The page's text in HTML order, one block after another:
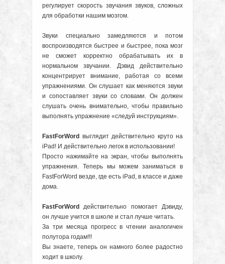
регулирует скорость звучания звуков, сложных
для обработки нашим мозгом.
Звуки специально замедляются и потом
воспроизводятся быстрее и быстрее, пока мозг
не сможет корректно обрабатывать их в
нормальном звучании. Дэвид действительно
концентрирует внимание, работая со всеми
упражнениями. Он слушает как меняются звуки
и сопоставляет звуки со словами. Он должен
слушать очень внимательно, чтобы правильно
выполнять упражнение «следуй инструкциям».
FastForWord выглядит действительно круто на
iPad! И действительно легок в использовании!
Просто нажимайте на экран, чтобы выполнять
упражнения. Теперь мы можем заниматься в
FastForWord везде, где есть iPad, в классе и даже
дома.
FastForWord
действительно помогает Дэвиду,
он лучше учится в школе и стал лучше читать.
За три месяца прогресс в чтении аналогичен
полутора годам!!!
Вы знаете, теперь он намного более радостно
ходит в школу.